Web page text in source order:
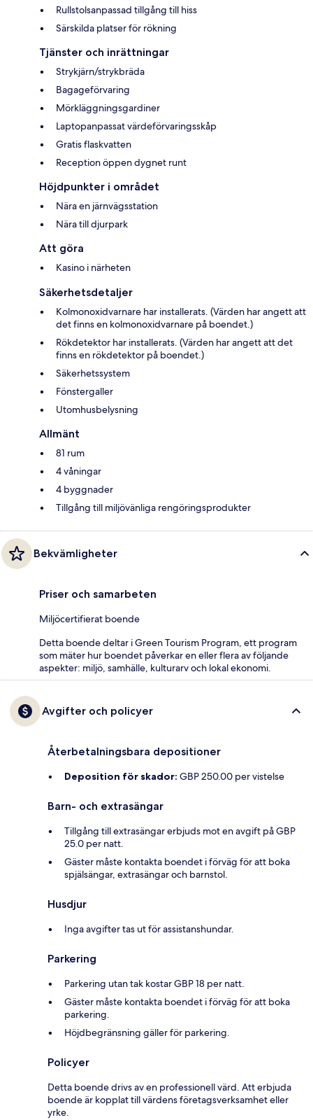
Rullstolsanpassad tillgång till hiss
Särskilda platser för rökning
Tjänster och inrättningar
Strykjärn/strykbräda
Bagageförvaring
Mörkläggningsgardiner
Laptopanpassat värdeförvaringsskåp
Gratis flaskvatten
Reception öppen dygnet runt
Höjdpunkter i området
Nära en järnvägsstation
Nära till djurpark
Att göra
Kasino i närheten
Säkerhetsdetaljer
Kolmonoxidvarnare har installerats. (Värden har angett att
det finns en kolmonoxidvarnare på boendet.)
Rökdetektor har installerats. (Värden har angett att det
finns en rökdetektor på boendet.)
Säkerhetssystem
Fönstergaller
Utomhusbelysning
Allmänt
81 rum
4 våningar
4 byggnader
Tillgång till miljövänliga rengöringsprodukter
Bekvämligheter
Priser och samarbeten
Miljöcertifierat boende
Detta boende deltar i Green Tourism Program, ett program
som mäter hur boendet påverkar en eller flera av följande
aspekter: miljö, samhälle, kulturarv och lokal ekonomi.
Avgifter och policyer
Återbetalningsbara depositioner
Deposition för skador: GBP 250.00 per vistelse
Barn- och extrasängar
Tillgång till extrasängar erbjuds mot en avgift på GBP
25.0 per natt.
Gäster måste kontakta boendet i förväg för att boka
spjälsängar, extrasängar och barnstol.
Husdjur
Inga avgifter tas ut för assistanshundar.
Parkering
Parkering utan tak kostar GBP 18 per natt.
Gäster måste kontakta boendet i förväg för att boka
parkering.
Höjdbegränsning gäller för parkering.
Policyer
Detta boende drivs av en professionell värd. Att erbjuda
boende är kopplat till värdens företagsverksamhet eller
yrke.